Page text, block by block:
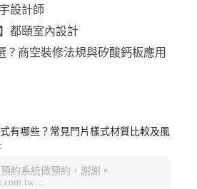
設計師
都頤室內設計
？商空裝修法規與矽酸鈣板應用
有哪些？常見門片樣式材質比較及風
約系統做預約，謝謝。